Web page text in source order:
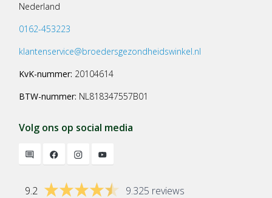
Nederland
0162-453223
klantenservice@broedersgezondheidswinkel.nl
KvK-nummer: 20104614
BTW-nummer: NL818347557B01
Volg ons op social media
9.2 9.325 reviews